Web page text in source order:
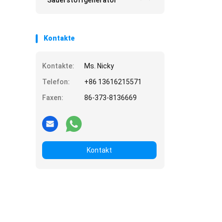
Kontakte
Kontakte:
Ms. Nicky
Telefon:
+86 13616215571
Faxen:
86-373-8136669
Kontakt